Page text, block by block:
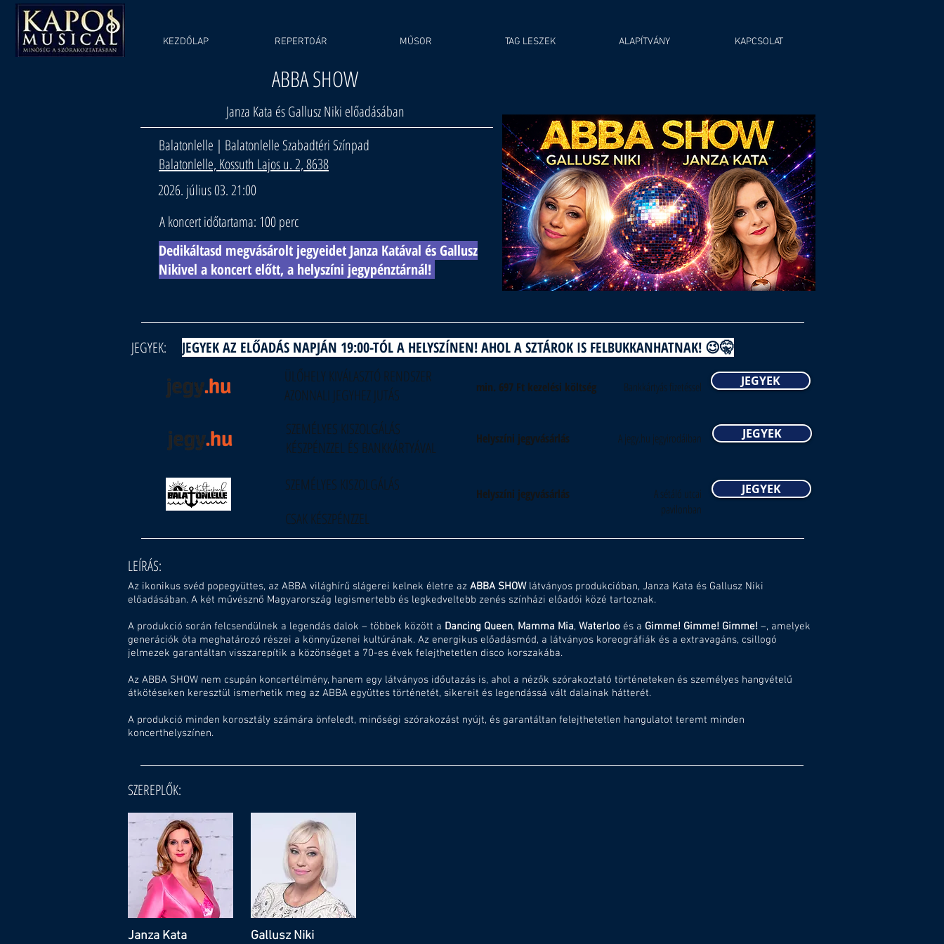
KEZDŐLAP REPERTOÁR MŰSOR TAG LESZEK ALAPÍTVÁNY KAPCSOLAT
ABBA SHOW
Janza Kata és Gallusz Niki előadásában
Balatonlelle | Balatonlelle Szabadtéri Színpad
Balatonlelle, Kossuth Lajos u. 2, 8638
2026. július 03. 21:00
A koncert időtartama: 100 perc
Dedikáltasd megvásárolt jegyeidet Janza Katával és Gallusz
Nikivel a koncert előtt, a helyszíni jegypénztárnál!
JEGYEK:
JEGYEK AZ ELŐADÁS NAPJÁN 19:00-TÓL A HELYSZÍNEN! AHOL A SZTÁROK IS FELBUKKANHATNAK! 😉🤫
ÜLŐHELY KIVÁLASZTÓ RENDSZER
Bankkártyás fizetéssel JEGYEK
AZONNALI JEGYHEZ JUTÁS min. 697 Ft kezelési költség
SZEMÉLYES KISZOLGÁLÁS A jegy.hu jegyirodáiban JEGYEK
KÉSZPÉNZZEL ÉS BANKKÁRTYÁVAL Helyszíni jegyvásárlás
SZEMÉLYES KISZOLGÁLÁS
A sétáló utcai
pavilonban
JEGYEK
CSAK KÉSZPÉNZZEL
Helyszíni jegyvásárlás
LEÍRÁS:
Az ikonikus svéd popegyüttes, az ABBA világhírű slágerei kelnek életre az ABBA SHOWlátványos produkcióban, Janza Kata és Gallusz Niki
előadásában. A két művésznő Magyarország legismertebb és legkedveltebb zenés színházi előadói közé tartoznak.
A produkció során felcsendülnek a legendás dalok – többek között a Dancing Queen, Mamma Mia, Waterloo és a Gimme! Gimme! Gimme! –, amelyek
generációk óta meghatározó részei a könnyűzenei kultúrának. Az energikus előadásmód, a látványos koreográfiák és a extravagáns, csillogó
jelmezek garantáltan visszarepítik a közönséget a 70-es évek felejthetetlen disco korszakába.
Az ABBA SHOW nem csupán koncertélmény, hanem egy látványos időutazás is, ahol a nézők szórakoztató történeteken és személyes hangvételű
átkötéseken keresztül ismerhetik meg az ABBA együttes történetét, sikereit és legendássá vált dalainak hátterét.
A produkció minden korosztály számára önfeledt, minőségi szórakozást nyújt, és garantáltan felejthetetlen hangulatot teremt minden
koncerthelyszínen.
SZEREPLŐK:
Janza Kata
Gallusz Niki